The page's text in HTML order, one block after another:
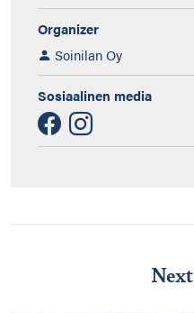
Organizer
Soinilan Oy
Sosiaalinen media